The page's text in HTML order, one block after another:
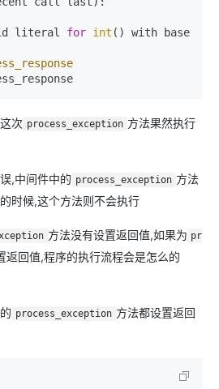
literal for int
次 process_exception 方法果然执行
,中间件中的 process_exception 方法
时候,这个方法则不会执行
方法没有设置返回值,如果为 pr
返回值,程序的执行流程会是怎么的
process_exception 方法都设置返回